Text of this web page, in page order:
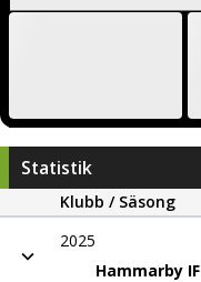
Statistik
Klubb / Säsong
2025
Hammarby IF